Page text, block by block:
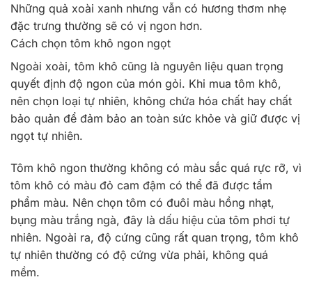
Những quả xoài xanh nhưng vẫn có hương thơm nhẹ
đặc trưng thường sẽ có vị ngon hơn.
Cách chọn tôm khô ngon ngọt
Ngoài xoài, tôm khô cũng là nguyên liệu quan trọng
quyết định độ ngon của món gỏi. Khi mua tôm khô,
nên chọn loại tự nhiên, không chứa hóa chất hay chất
bảo quản để đảm bảo an toàn sức khỏe và giữ được vị
ngọt tự nhiên.
Tôm khô ngon thường không có màu sắc quá rực rỡ, vì
tôm khô có màu đỏ cam đậm có thể đã được tẩm
phẩm màu. Nên chọn tôm có đuôi màu hồng nhạt,
bụng màu trắng ngà, đây là dấu hiệu của tôm phơi tự
nhiên. Ngoài ra, độ cứng cũng rất quan trọng, tôm khô
tự nhiên thường có độ cứng vừa phải, không quá
mềm.